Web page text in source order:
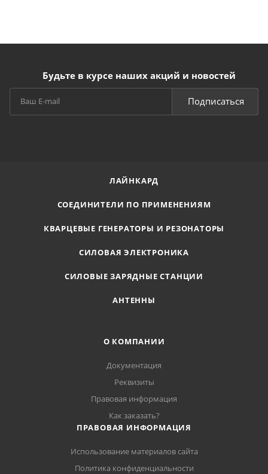
Будьте в курсе наших акций и новостей
Подписаться
ЛАЙНКАРД
СОЕДИНИТЕЛИ ПО ПРИМЕНЕНИЯМ
КВАРЦЕВЫЕ ГЕНЕРАТОРЫ И РЕЗОНАТОРЫ
СИЛОВАЯ ЭЛЕКТРОНИКА
СИЛОВЫЕ ЗАРЯДНЫЕ СТАНЦИИ
АНТЕННЫ
О КОМПАНИИ
Документация
Реквизиты
Правовая информация
Как заказать?
ПРАВОВАЯ ИНФОРМАЦИЯ
Использование материалов сайта
Политика конфиденциальности